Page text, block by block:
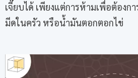
เจี๊ยบได้ เพียงแต่การห้ามเพื่อต้องก
มีดในครัว หรือน้ำมันตอกตอกไข่